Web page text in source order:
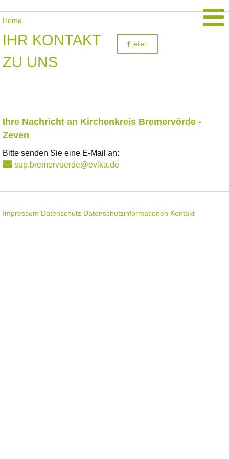
Home
IHR KONTAKT
ZU UNS
teilen
Ihre Nachricht an Kirchenkreis Bremervörde -
Zeven
Bitte senden Sie eine E-Mail an:
sup.bremervoerde@evlka.de
Impressum Datenschutz Datenschutzinformationen Kontakt